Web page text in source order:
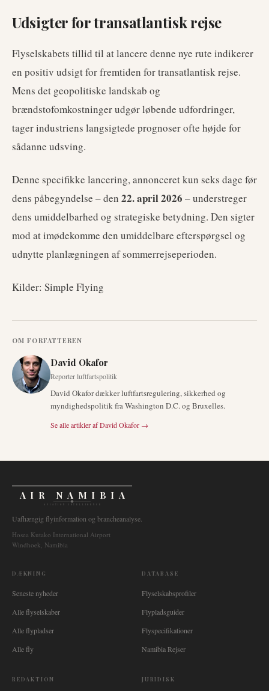
Udsigter for transatlantisk rejse
Flyselskabets tillid til at lancere denne nye rute indikerer
en positiv udsigt for fremtiden for transatlantisk rejse.
Mens det geopolitiske landskab og
brændstofomkostninger udgør løbende udfordringer,
tager industriens langsigtede prognoser ofte højde for
sådanne udsving.
Denne specifikke lancering, annonceret kun seks dage før
dens påbegyndelse – den 22. april 2026 – understreger
dens umiddelbarhed og strategiske betydning. Den sigter
mod at imødekomme den umiddelbare efterspørgsel og
udnytte planlægningen af sommerrejseperioden.
Kilder: Simple Flying
OM FORFATTEREN
David Okafor
Reporter luftfartspolitik
David Okafor dækker luftfartsregulering, sikkerhed og
myndighedspolitik fra Washington D.C. og Bruxelles.
Se alle artikler afDavid Okafor →
AIR NAMIBIA
AVIATION INTELLIGENCE
Uafhængig flyinformation og brancheanalyse.
Hosea Kutako International Airport
Windhoek, Namibia
DÆKNING
Seneste nyheder
Alle flyselskaber
Alle flypladser
Alle fly
DATABASE
Flyselskabsprofiler
Flypladsguider
Flyspecifikationer
Namibia Rejser
REDAKTION JURIDISK